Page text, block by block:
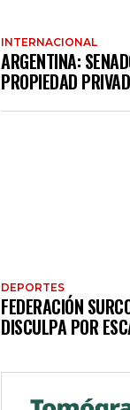
INTERNACIONAL
ARGENTINA:
PROPIEDAD
DEPORTES
FEDERACIÓN
DISCULPA POR